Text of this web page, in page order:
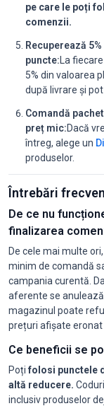
pe care le poți
comenzii.
Recuperează
puncte:La
5% din valoarea
după livrare și
Comandă
preț mic:Dacă
întreg, alege un
produselor.
Întrebări
De ce nu
finalizarea
De cele mai multe
minim de comandă
campania curentă.
aferente se
magazinul poate
prețuri afișate eronat
Ce beneficii se
Poți folosi punctele
altă reducere.
inclusiv produselor